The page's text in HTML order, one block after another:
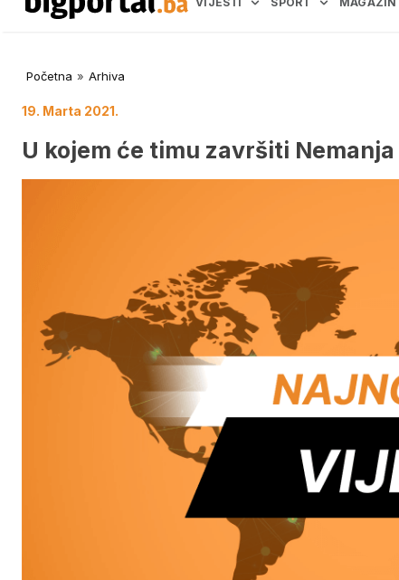
Početna » Arhiva
19. Marta 2021.
U kojem će timu završiti